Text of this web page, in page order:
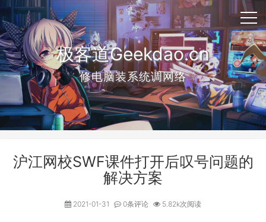
极客道Geekdao.cn
修电脑装系统调网络
沪江网校SWF课件打开后叹号问题的
解决方案
2021-01-31 0条评论 5.82k次阅读